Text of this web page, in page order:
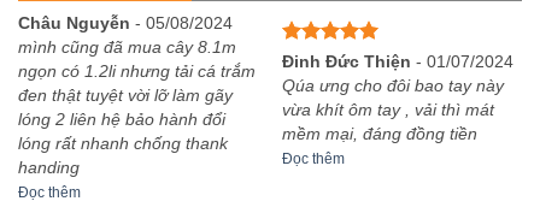
Châu Nguyễn - 05/08/2024
mình cũng đã mua cây 8.1m
ngọn có 1.2li nhưng tải cá trắm
đen thật tuyệt vời lỡ làm gãy
lóng 2 liên hệ bảo hành đổi
lóng rất nhanh chống thank
handing
Đọc thêm
Được xếp
hạng55
sao
Đinh Đức Thiện - 01/07/2024
Qúa ưng cho đôi bao tay này
vừa khít ôm tay , vải thì mát
mềm mại, đáng đồng tiền
Đọc thêm